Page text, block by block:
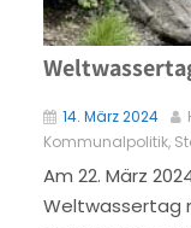
14. März 2024
Kommunalpolitik,
Am 22. März
Weltwassertag